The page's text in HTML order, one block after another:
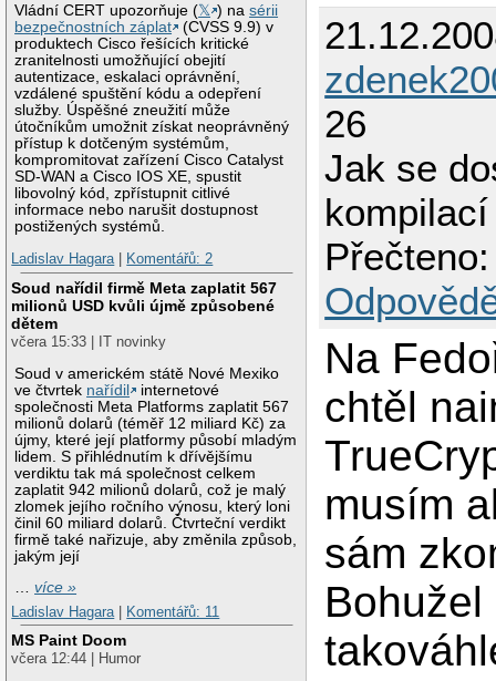
Vládní CERT upozorňuje (𝕏 ) nasérii
bezpečnostních záplat
(CVSS 9.9) v
produktech Cisco řešících kritické
zranitelnosti umožňující obejití
autentizace, eskalaci oprávnění,
vzdálené spuštění kódu a odepření
služby. Úspěšné zneužití může
útočníkům umožnit získat neoprávněný
přístup k dotčeným systémům,
kompromitovat zařízení Cisco Catalyst
SD-WAN a Cisco IOS XE, spustit
libovolný kód, zpřístupnit citlivé
informace nebo narušit dostupnost
postižených systémů.
Ladislav Hagara| Komentářů: 2
Soud nařídil firmě Meta zaplatit 567
milionů USD kvůli újmě způsobené
dětem
včera 15:33 | IT novinky
Soud v americkém státě Nové Mexiko
ve čtvrtek nařídil
internetové
společnosti Meta Platforms zaplatit 567
milionů dolarů (téměř 12 miliard Kč) za
újmy, které její platformy působí mladým
lidem. S přihlédnutím k dřívějšímu
verdiktu tak má společnost celkem
zaplatit 942 milionů dolarů, což je malý
zlomek jejího ročního výnosu, který loni
činil 60 miliard dolarů. Čtvrteční verdikt
firmě také nařizuje, aby změnila způsob,
jakým její
…více »
Ladislav Hagara
Komentářů: 11
MS Paint Doom
včera 12:44 | Humor
26
Jak se
Na
chtěl
musím
sám